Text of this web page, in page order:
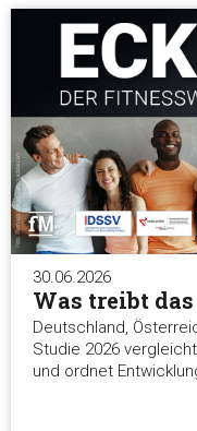
30.06.2026
Was treibt
Deutschland,
Studie 2026
und ordnet